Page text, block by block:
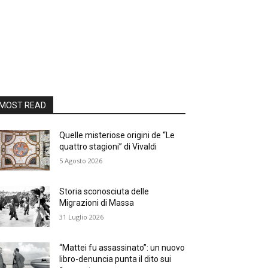
READ
Quelle misteriose origini de “Le
quattro stagioni” di Vivaldi
5 Agosto 2026
Storia sconosciuta delle
Migrazioni di Massa
31 Luglio 2026
“Mattei fu assassinato”: un nuovo
libro-denuncia punta il dito sui